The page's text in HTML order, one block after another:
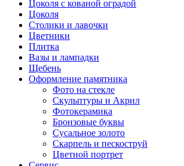
Цоколя с кованой оградой
Цоколя
Столики и лавочки
Цветники
Плитка
Вазы и лампадки
Щебень
Оформление памятника
Фото на стекле
Скульптуры и Акрил
Фотокерамика
Бронзовые буквы
Сусальное золото
Скарпель и пескоструй
Цветной портрет